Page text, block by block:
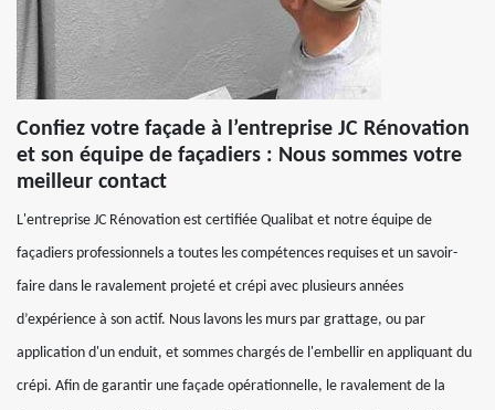
Confiez votre façade à l’entreprise JC Rénovation
et son équipe de façadiers : Nous sommes votre
meilleur contact
L'entreprise JC Rénovation est certifiée Qualibat et notre équipe de
façadiers professionnels a toutes les compétences requises et un savoir-
faire dans le ravalement projeté et crépi avec plusieurs années
d’expérience à son actif. Nous lavons les murs par grattage, ou par
application d'un enduit, et sommes chargés de l'embellir en appliquant du
crépi. Afin de garantir une façade opérationnelle, le ravalement de la